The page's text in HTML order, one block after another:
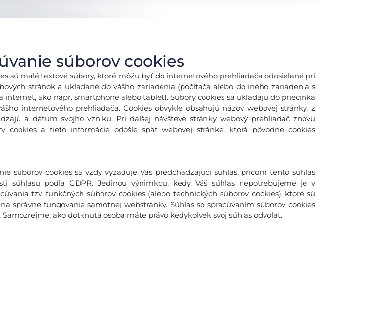
súborov cookies
sú malé textové súbory, ktoré môžu byť do internetového prehliadača odosielané pri
stránok a ukladané do vášho zariadenia (počítača alebo do iného zariadenia s
internet, ako napr. smartphone alebo tablet). Súbory cookies sa ukladajú do priečinka
internetového prehliadača. Cookies obvykle obsahujú názov webovej stránky, z
a dátum svojho vzniku. Pri ďalšej návšteve stránky webový prehliadač znovu
cookies a tieto informácie odošle späť webovej stránke, ktorá pôvodne cookies
súborov cookies sa vždy vyžaduje Váš predchádzajúci súhlas, pričom tento suhlas
súhlasu podľa GDPR. Jedinou výnimkou, kedy Váš súhlas nepotrebujeme je v
tzv. funkčných súborov cookies (alebo technických súborov cookies), ktoré sú
správne fungovanie samotnej webstránky. Súhlas so spracúvaním súborov cookies
ako dotknutá osoba máte právo kedykoľvek svoj súhlas odvolať.